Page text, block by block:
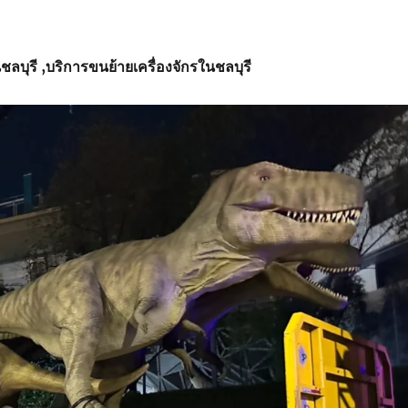
ลบุรี,บริการขนย้ายเครื่องจักรในชลบุรี